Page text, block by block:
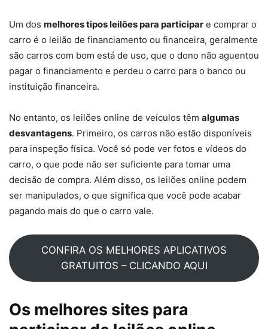
Um dos melhores tipos leilões para participar e comprar o
carro é o leilão de financiamento ou financeira, geralmente
são carros com bom está de uso, que o dono não aguentou
pagar o financiamento e perdeu o carro para o banco ou
instituição financeira.
No entanto, os leilões online de veículos têm algumas
desvantagens. Primeiro, os carros não estão disponíveis
para inspeção física. Você só pode ver fotos e vídeos do
carro, o que pode não ser suficiente para tomar uma
decisão de compra. Além disso, os leilões online podem
ser manipulados, o que significa que você pode acabar
pagando mais do que o carro vale.
CONFIRA OS MELHORES APLICATIVOS
GRATUITOS – CLICANDO AQUI
Os melhores sites para